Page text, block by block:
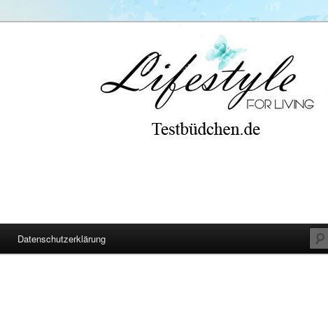
Datenschutzerklärung